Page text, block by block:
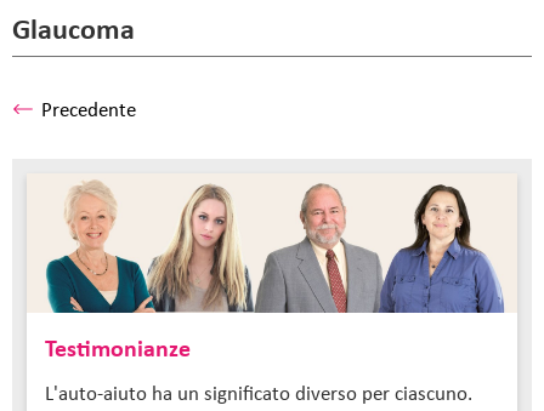
Glaucoma
Precedente
Testimonianze
L'auto-aiuto ha un significato diverso per ciascuno.